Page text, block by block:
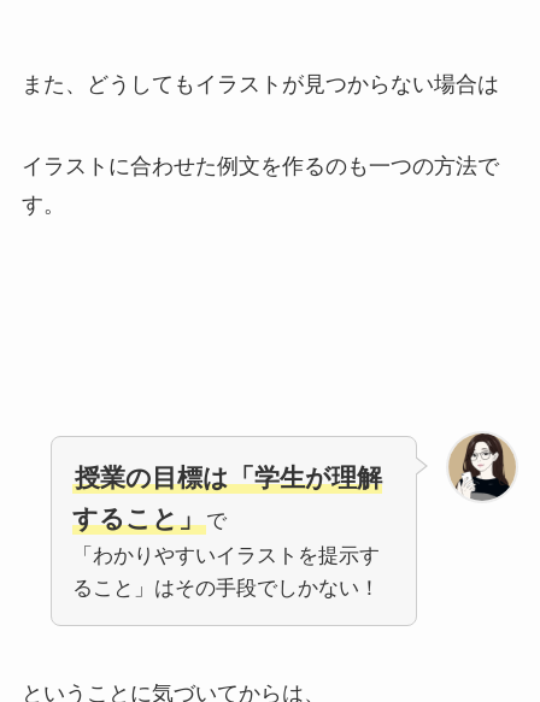
また、どうしてもイラストが見つからない場合は
イラストに合わせた例文を作るのも一つの方法で
す。
授業の目標は「学生が理解
すること」で
「わかりやすいイラストを提示す
ること」はその手段でしかない！
ということに気づいてからは、